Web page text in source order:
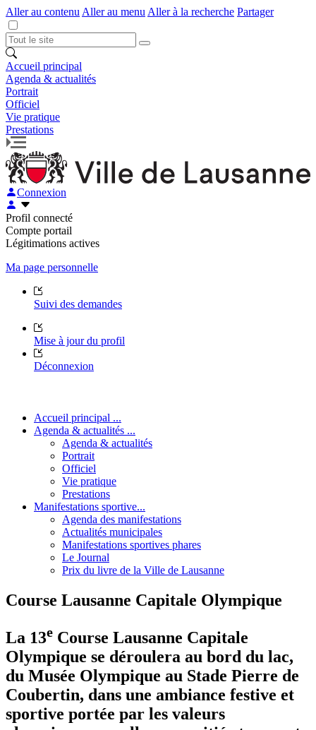
Aller au contenu Aller au menu Aller à la recherche Partager
Accueil principal
Agenda & actualités
Portrait
Officiel
Vie pratique
Prestations
Connexion
Profil connecté
Compte portail
Légitimations actives
Ma page personnelle
Suivi des demandes
Mise à jour du profil
Déconnexion
Accueil principal ...
Agenda & actualités ...
Agenda & actualités
Portrait
Officiel
Vie pratique
Prestations
Manifestations sportive...
Agenda des manifestations
Actualités municipales
Manifestations sportives phares
Le Journal
Prix du livre de la Ville de Lausanne
Course Lausanne Capitale Olympique
La 13e Course Lausanne Capitale
Olympique se déroulera au bord du lac,
du Musée Olympique au Stade Pierre de
Coubertin, dans une ambiance festive et
sportive portée par les valeurs